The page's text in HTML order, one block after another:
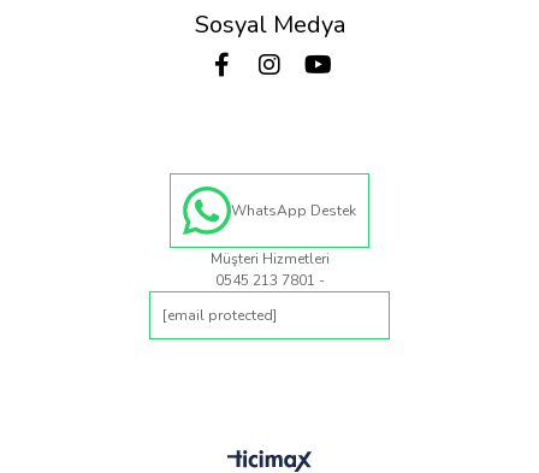
Sosyal Medya
WhatsApp Destek
Müşteri Hizmetleri
0545 213 7801 -
[email protected]